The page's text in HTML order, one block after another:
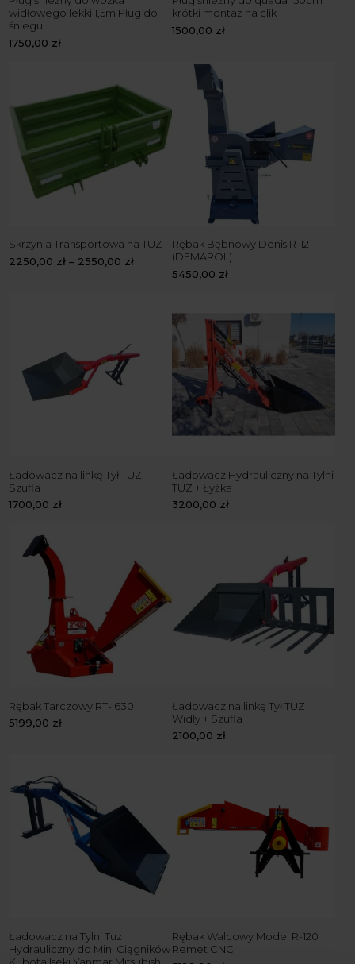
widłowego lekki 1,5m Pług do
śniegu
1750,00 zł
krótki montaż na clik
1500,00 zł
Skrzynia Transportowa na TUZ
2250,00 zł – 2550,00 zł
Rębak Bębnowy Denis R-12
(DEMAROL)
5450,00 zł
Ładowacz na linkę Tył TUZ
Szufla
1700,00 zł
Ładowacz Hydrauliczny na Tylni
TUZ + Łyżka
3200,00 zł
Rębak Tarczowy RT- 630
5199,00 zł
Ładowacz na linkę Tył TUZ
Widły + Szufla
2100,00 zł
Ładowacz na Tylni Tuz
Hydrauliczny do Mini Ciągników
Rębak Walcowy Model R-120
Remet CNC